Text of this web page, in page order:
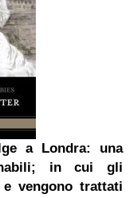
a Londra: una
in cui gli
vengono trattati